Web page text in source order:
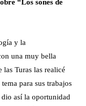
“Los sones de
y la
una muy bella
Turas las realicé
para sus trabajos
así la oportunidad